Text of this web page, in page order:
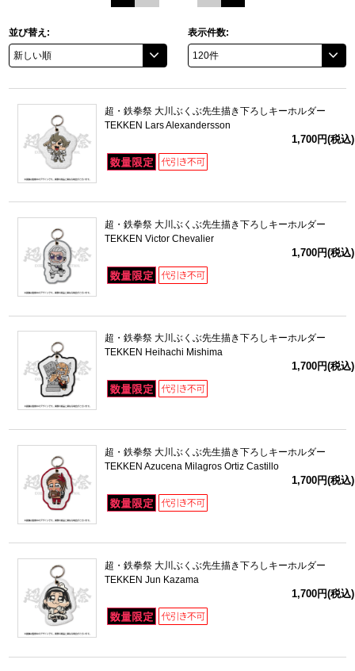
ガンダムシリーズ
ドラゴンボール
ラブライブ！シリーズ
ラブライブ！
ラブライブ！虹ヶ咲学園スクールアイドル同好会
ラブライブ！スーパースター!!
モフモフパレード
並び替え: 表示件数:
超・鉄拳祭 大川ぶくぶ先生描き下ろしキーホルダー
TEKKEN Lars Alexandersson
1,700円(税込)
超・鉄拳祭 大川ぶくぶ先生描き下ろしキーホルダー
TEKKEN Victor Chevalier
1,700円(税込)
超・鉄拳祭 大川ぶくぶ先生描き下ろしキーホルダー
TEKKEN Heihachi Mishima
1,700円(税込)
超・鉄拳祭 大川ぶくぶ先生描き下ろしキーホルダー
TEKKEN Azucena Milagros Ortiz Castillo
1,700円(税込)
超・鉄拳祭 大川ぶくぶ先生描き下ろしキーホルダー
TEKKEN Jun Kazama
1,700円(税込)